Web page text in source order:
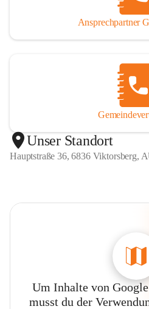
Ansprechpartner
Unser Standort
Hauptstraße 36, 6836 Viktorsberg,
Um Inhalte von
musst du der